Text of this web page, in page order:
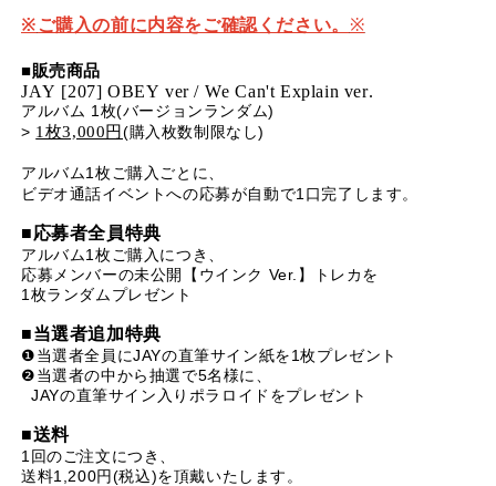
※ ご購入の前に内容をご確認ください。 ※
■販売商品
JAY [207] OBEY ver / We Can't Explain ver.
アルバム 1枚(バージョンランダム)
> 1枚3,000円(購入枚数制限なし)
アルバム1枚ご購入ごとに、
ビデオ通話イベントへの応募が自動で1口完了します。
■応募者全員特典
アルバム1枚ご購入につき、
応募メンバーの未公開【ウインク Ver.】トレカを
1枚ランダムプレゼント
■当選者追加特典
❶当選者全員にJAYの直筆サイン紙を1枚プレゼント
❷当選者の中から抽選で5名様に、
JAYの直筆サイン入りポラロイドをプレゼント
■送料
1回のご注文につき、
送料1,200円(税込)を頂戴いたします。